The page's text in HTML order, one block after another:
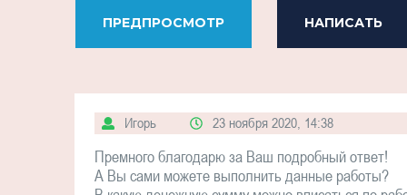
ПРЕДПРОСМОТР НАПИСАТЬ
Игорь 23 ноября 2020, 14:38
Премного благодарю за Ваш подробный ответ!
А Вы сами можете выполнить данные работы?